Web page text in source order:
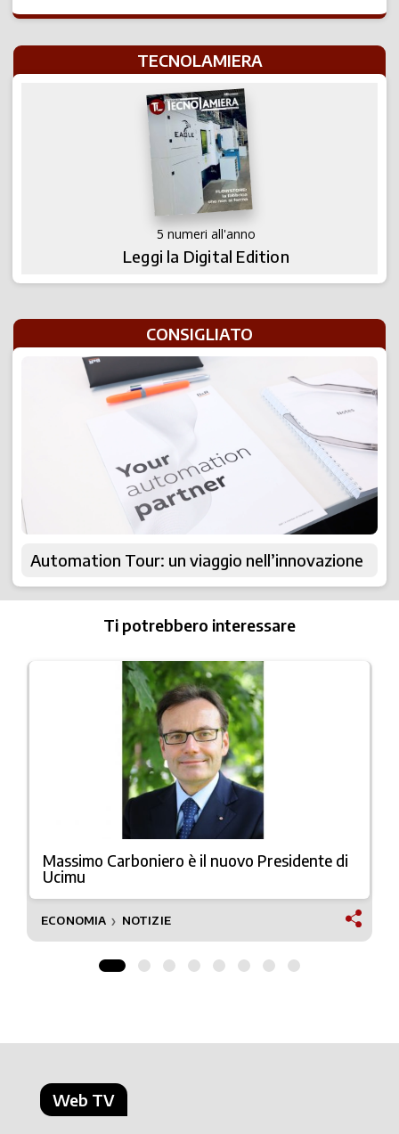
TECNOLAMIERA
5 numeri all'anno
Leggi la Digital Edition
CONSIGLIATO
Automation Tour: un viaggio nell’innovazione
Ti potrebbero interessare
Massimo Carboniero è il nuovo Presidente di
Ucimu
ECONOMIA ❯ NOTIZIE
Web TV